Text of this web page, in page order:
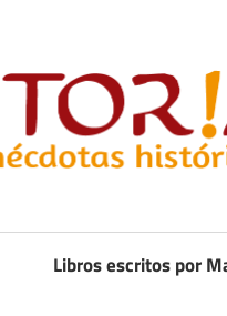
Libros escritos por